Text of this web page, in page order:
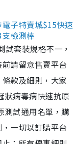
子特賣城$15快速
檢測棒
試套裝規格不一，
請留意售賣平台
款及細則，大家
狀病毒病快速抗原
測試通用名單，購
一切以訂購平台